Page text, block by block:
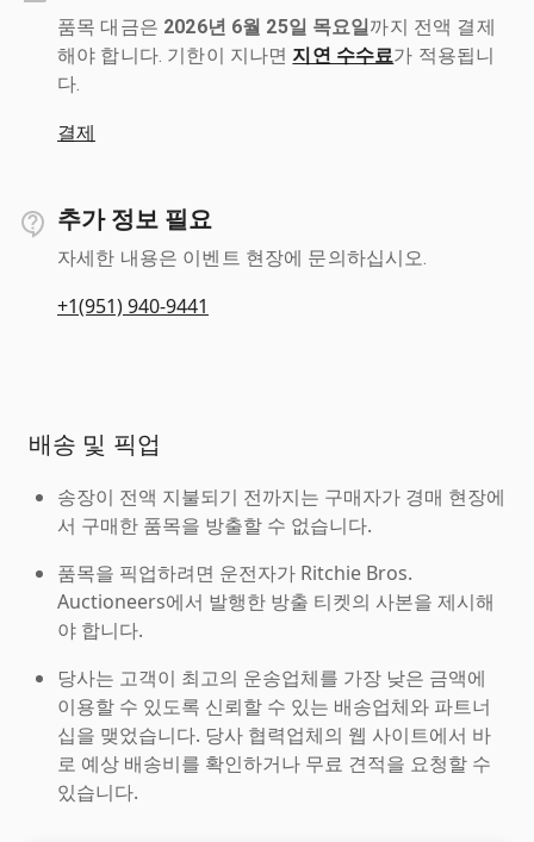
품목 대금은 2026년 6월 25일 목요일까지 전액 결제
해야 합니다. 기한이 지나면 지연 수수료가 적용됩니
다.
결제
추가 정보 필요
자세한 내용은 이벤트 현장에 문의하십시오.
+1(951) 940-9441
배송 및 픽업
송장이 전액 지불되기 전까지는 구매자가 경매 현장에
서 구매한 품목을 방출할 수 없습니다.
품목을 픽업하려면 운전자가 Ritchie Bros.
Auctioneers에서 발행한 방출 티켓의 사본을 제시해
야 합니다.
당사는 고객이 최고의 운송업체를 가장 낮은 금액에
이용할 수 있도록 신뢰할 수 있는 배송업체와 파트너
십을 맺었습니다. 당사 협력업체의 웹 사이트에서 바
로 예상 배송비를 확인하거나 무료 견적을 요청할 수
있습니다.